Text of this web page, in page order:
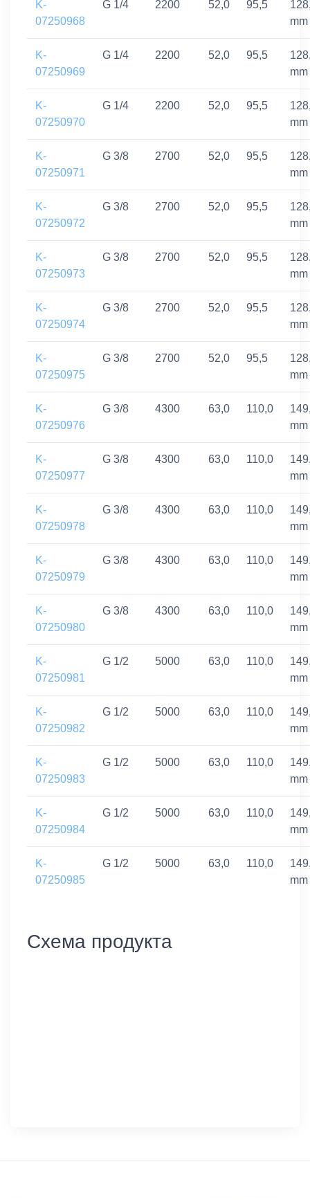
K-
07250968
G 1/4 2200 52,0 95,5
mm
K-
07250969
G 1/4 2200 52,0 95,5
mm
K-
07250970
G 1/4 2200 52,0 95,5
mm
K-
07250971
G 3/8 2700 52,0 95,5
mm
K-
07250972
G 3/8 2700 52,0 95,5
mm
K-
07250973
G 3/8 2700 52,0 95,5
mm
K-
07250974
G 3/8 2700 52,0 95,5
mm
K-
07250975
G 3/8 2700 52,0 95,5
mm
K-
07250976
G 3/8 4300 63,0 110,0
mm
K-
07250977
G 3/8 4300 63,0 110,0
mm
K-
07250978
G 3/8 4300 63,0 110,0
mm
K-
07250979
G 3/8 4300 63,0 110,0
mm
K-
07250980
G 3/8 4300 63,0 110,0
mm
K-
07250981
G 1/2 5000 63,0 110,0
mm
K-
07250982
G 1/2 5000 63,0 110,0
mm
K-
07250983
G 1/2 5000 63,0 110,0
mm
K-
07250984
G 1/2 5000 63,0 110,0
mm
K-
07250985
G 1/2 5000 63,0 110,0
mm
Схема продукта